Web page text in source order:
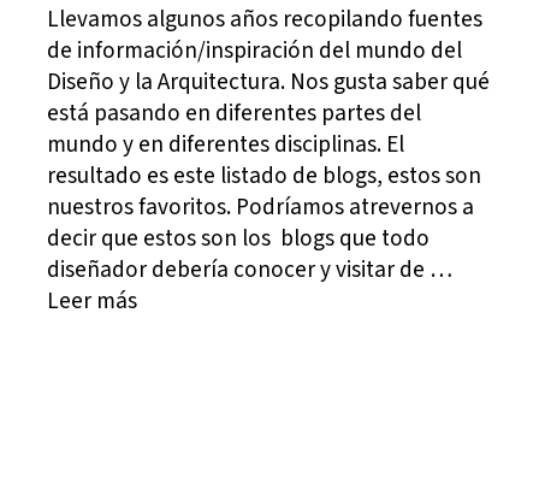
Llevamos algunos años recopilando fuentes
de información/inspiración del mundo del
Diseño y la Arquitectura. Nos gusta saber qué
está pasando en diferentes partes del
mundo y en diferentes disciplinas. El
resultado es este listado de blogs, estos son
nuestros favoritos. Podríamos atrevernos a
decir que estos son los blogs que todo
diseñador debería conocer y visitar de …
Leer más